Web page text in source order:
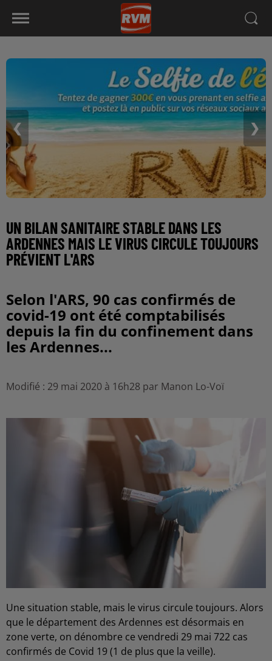
❮ ❯
UN BILAN SANITAIRE STABLE DANS LES
ARDENNES MAIS LE VIRUS CIRCULE TOUJOURS
PRÉVIENT L'ARS
Selon l'ARS, 90 cas confirmés de
covid-19 ont été comptabilisés
depuis la fin du confinement dans
les Ardennes...
Modifié : 29 mai 2020 à 16h28 par Manon Lo-Voï
Une situation stable, mais le virus circule toujours. Alors
que le département des Ardennes est désormais en
zone verte, on dénombre ce vendredi 29 mai 722 cas
confirmés de Covid 19 (1 de plus que la veille).